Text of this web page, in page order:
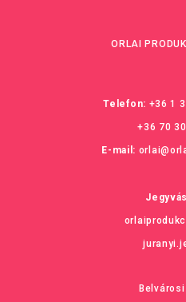
ORLAI
Telefon: +36 1
+36 70
E-mail: